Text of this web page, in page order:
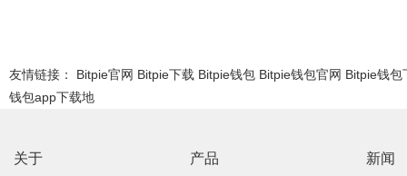
友情链接： Bitpie官网 Bitpie下载 Bitpie钱包 Bitpie钱包官网 Bitpie钱包
钱包app下载地
关于 产品 新闻